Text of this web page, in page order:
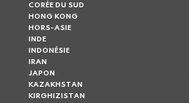
CORÉE DU SUD
HONG KONG
HORS-ASIE
INDE
INDONÉSIE
IRAN
JAPON
KAZAKHSTAN
KIRGHIZISTAN